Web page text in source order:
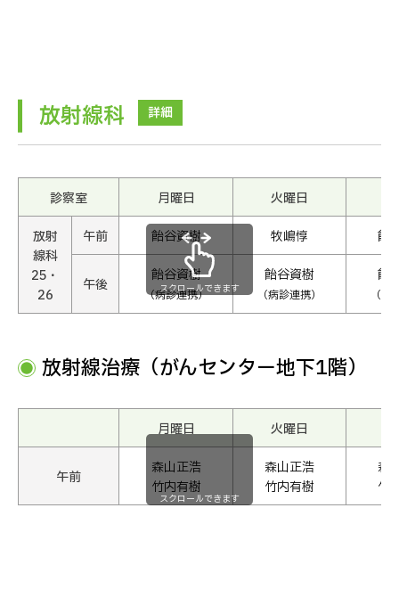
放射線科 詳細
診察室 月曜日 火曜日
放射
線科
25・
26
午前 飴谷資樹 牧嶋惇 飴
午後
飴谷資樹
（病診連携）
飴谷資樹
（病診連携）
飴
（
スクロールできます
放射線治療（がんセンター地下1階）
月曜日 火曜日
午前
森山正浩
竹内有樹
森山正浩
竹内有樹
森
竹
スクロールできます